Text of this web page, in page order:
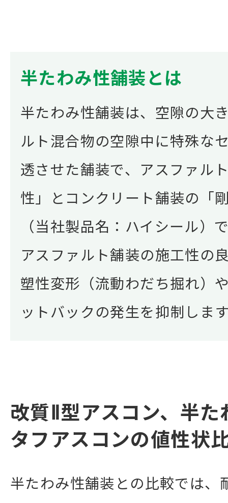
半たわみ性舗装とは
半たわみ性舗装は、空隙の大
ルト混合物の空隙中に特殊な
透させた舗装で、アスファル
性」とコンクリート舗装の「
（当社製品名：ハイシール）
アスファルト舗装の施工性の
塑性変形（流動わだち掘れ）
ットバックの発生を抑制しま
改質Ⅱ型アスコン、半
タフアスコンの値性状
半たわみ性舗装との比較では、